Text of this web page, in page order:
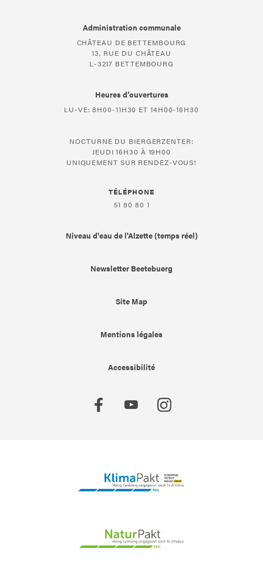
Administration communale
CHÂTEAU DE BETTEMBOURG
13, RUE DU CHÂTEAU
L-3217 BETTEMBOURG
Heures d’ouvertures
LU-VE: 8H00-11H30 ET 14H00-16H30
NOCTURNE DU BIERGERZENTER:
JEUDI 16H30 À 19H00
UNIQUEMENT SUR RENDEZ-VOUS!
TÉLÉPHONE
51 80 80 1
Niveau d'eau de l'Alzette (temps réel)
Newsletter Beetebuerg
Site Map
Mentions légales
Accessibilité